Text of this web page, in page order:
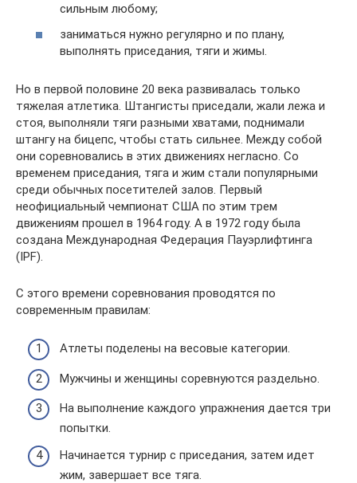
сильным любому;
заниматься нужно регулярно и по плану,
выполнять приседания, тяги и жимы.
Но в первой половине 20 века развивалась только
тяжелая атлетика. Штангисты приседали, жали лежа и
стоя, выполняли тяги разными хватами, поднимали
штангу на бицепс, чтобы стать сильнее. Между собой
они соревновались в этих движениях негласно. Со
временем приседания, тяга и жим стали популярными
среди обычных посетителей залов. Первый
неофициальный чемпионат США по этим трем
движениям прошел в 1964 году. А в 1972 году была
создана Международная Федерация Пауэрлифтинга
(IPF).
С этого времени соревнования проводятся по
современным правилам:
Атлеты поделены на весовые категории.
Мужчины и женщины соревнуются раздельно.
На выполнение каждого упражнения дается три
попытки.
Начинается турнир с приседания, затем идет
жим, завершает все тяга.